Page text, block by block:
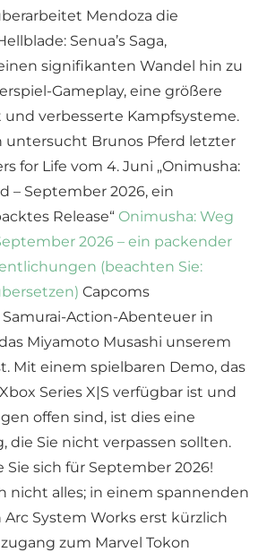
Mendoza die
Senua’s Saga,
signifikanten Wandel hin zu
Gameplay, eine größere
verbesserte Kampfsysteme.
untersucht Brunos Pferd letzter
for Life vom 4. Juni „Onimusha:
– September 2026, ein
Release“ Onimusha: Weg
2026 – ein packender
(beachten Sie:
Capcoms
Action-Abenteuer in
Miyamoto Musashi unserem
Mit einem spielbaren Demo, das
Series X|S verfügbar ist und
offen sind, ist dies eine
die Sie nicht verpassen sollten.
sich für September 2026!
nicht alles; in einem spannenden
Arc System Works erst kürzlich
zum Marvel Tokon